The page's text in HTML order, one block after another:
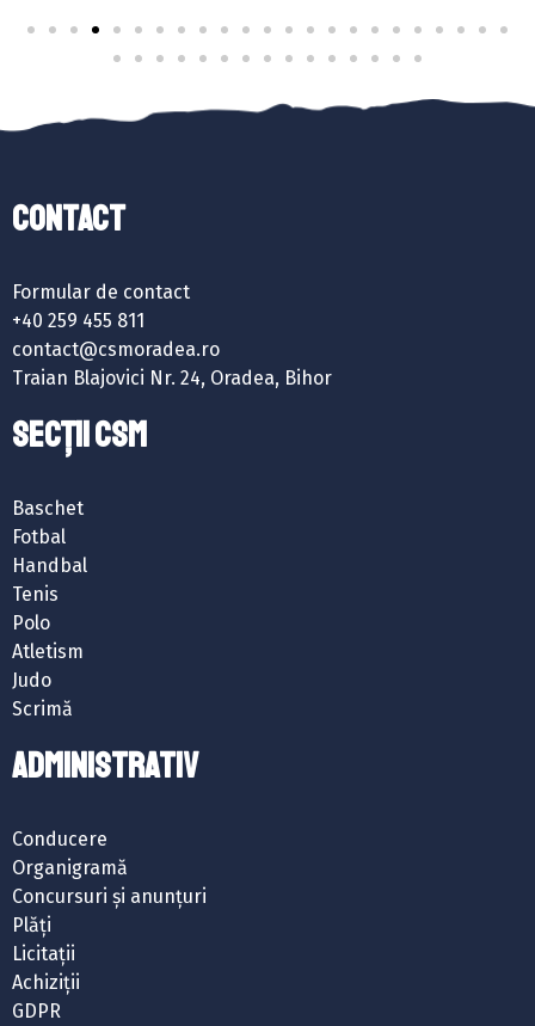
Contact
Formular de contact
+40 259 455 811
contact@csmoradea.ro
Traian Blajovici Nr. 24, Oradea, Bihor
SECȚII CSM
Baschet
Fotbal
Handbal
Tenis
Polo
Atletism
Judo
Scrimă
ADMINISTRATIV
Conducere
Organigramă
Concursuri și anunțuri
Plăți
Licitații
Achiziții
GDPR